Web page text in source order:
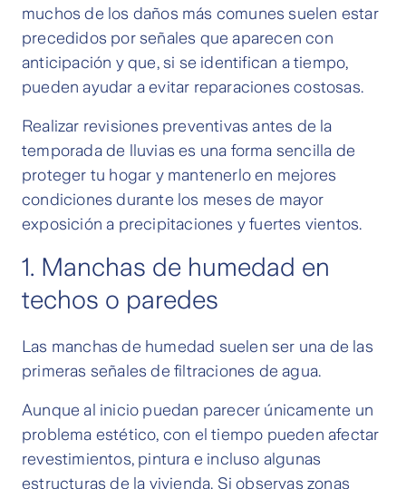
muchos de los daños más comunes suelen estar
precedidos por señales que aparecen con
anticipación y que, si se identifican a tiempo,
pueden ayudar a evitar reparaciones costosas.
Realizar revisiones preventivas antes de la
temporada de lluvias es una forma sencilla de
proteger tu hogar y mantenerlo en mejores
condiciones durante los meses de mayor
exposición a precipitaciones y fuertes vientos.
1. Manchas de humedad en
techos o paredes
Las manchas de humedad suelen ser una de las
primeras señales de filtraciones de agua.
Aunque al inicio puedan parecer únicamente un
problema estético, con el tiempo pueden afectar
revestimientos, pintura e incluso algunas
estructuras de la vivienda. Si observas zonas